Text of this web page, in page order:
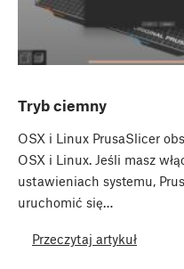
Tryb ciemny
OSX i Linux PrusaSlicer
OSX i Linux. Jeśli masz
ustawieniach systemu,
uruchomić się…
Przeczytaj artykuł